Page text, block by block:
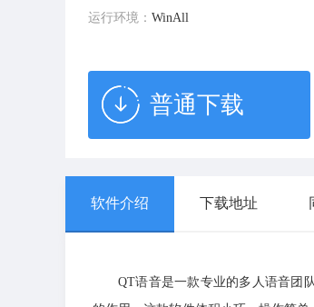
运行环境： WinAll
普通下载
软件介绍 下载地址
QT语音是一款专业的多人语音团